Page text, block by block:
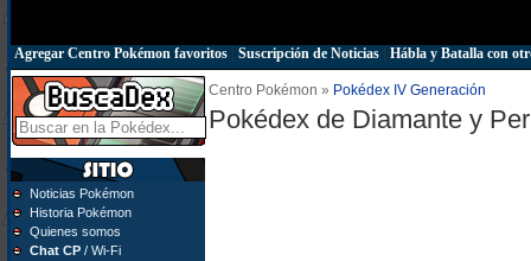
Agregar Centro Pokémon favoritos| Suscripción de Noticias| Hábla y Batalla con
Noticias Pokémon
Historia Pokémon
Quienes somos
Chat CP/ Wi-Fi
Centro Pokémon » Pokédex IV Generación
Pokédex de Diamante y